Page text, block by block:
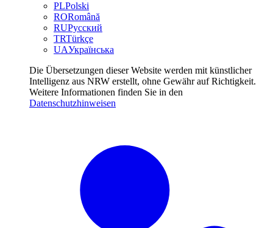
PLPolski
RORomână
RUРусский
TRTürkçe
UAУкраїнська
Die Übersetzungen dieser Website werden mit künstlicher
Intelligenz aus NRW erstellt, ohne Gewähr auf Richtigkeit.
Weitere Informationen finden Sie in den
Datenschutzhinweisen